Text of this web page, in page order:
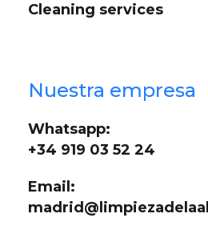
Cleaning services
Nuestra empresa
Whatsapp:
+34 919 03 52 24
Email: